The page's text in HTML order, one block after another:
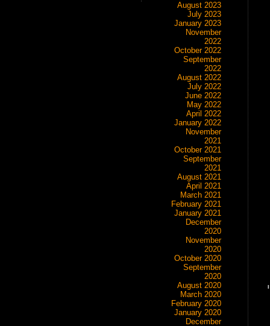
August 2023
July 2023
January 2023
November
2022
October 2022
September
2022
August 2022
July 2022
June 2022
May 2022
April 2022
January 2022
November
2021
October 2021
September
2021
August 2021
April 2021
March 2021
February 2021
January 2021
December
2020
November
2020
October 2020
September
2020
August 2020
March 2020
February 2020
January 2020
December